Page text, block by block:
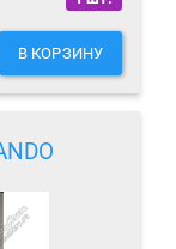
В КОРЗИНУ